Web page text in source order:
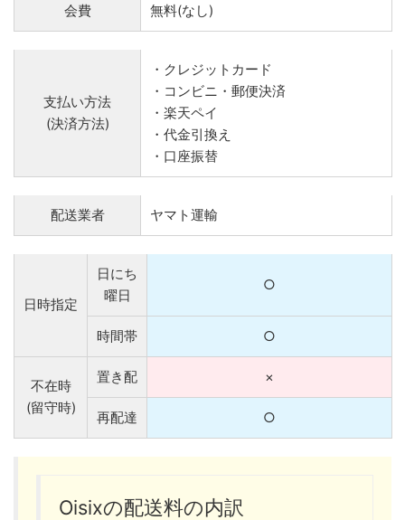
会費 無料(なし)
支払い方法
(決済方法)
・クレジットカード
・コンビニ・郵便決済
・楽天ペイ
・代金引換え
・口座振替
配送業者 ヤマト運輸
日時指定
日にち
曜日
○
時間帯 ○
不在時
(留守時)
置き配 ×
再配達 ○
Oisixの配送料の内訳